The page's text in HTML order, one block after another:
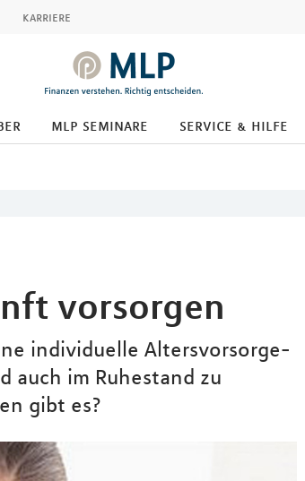
karriere
mlp seminare service & hilfe
vorsorgen
individuelle Altersvorsorge-
auch im Ruhestand zu
gibt es?